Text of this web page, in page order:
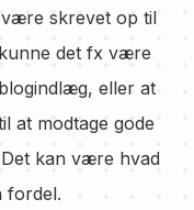
skrevet op til
kunne det fx være
eller at
at modtage gode
kan være hvad
fordel.